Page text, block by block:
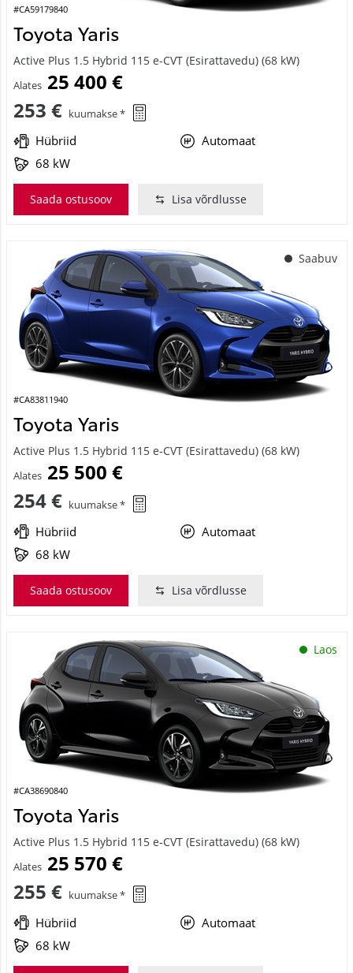
#CA59179840
Toyota Yaris
Active Plus 1.5 Hybrid 115 e-CVT (Esirattavedu) (68 kW)
Alates 25 400 €
253 € kuumakse *
Hübriid
Automaat
68 kW
Saada ostusoov Lisa võrdlusse
Saabuv
#CA83811940
Toyota Yaris
Active Plus 1.5 Hybrid 115 e-CVT (Esirattavedu) (68 kW)
Alates 25 500 €
254 € kuumakse *
Hübriid
Automaat
68 kW
Saada ostusoov Lisa võrdlusse
Laos
#CA38690840
Toyota Yaris
Active Plus 1.5 Hybrid 115 e-CVT (Esirattavedu) (68 kW)
Alates 25 570 €
255 € kuumakse *
Hübriid
Automaat
68 kW